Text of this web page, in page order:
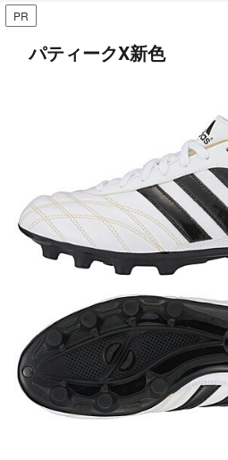
PR
パティークX新色